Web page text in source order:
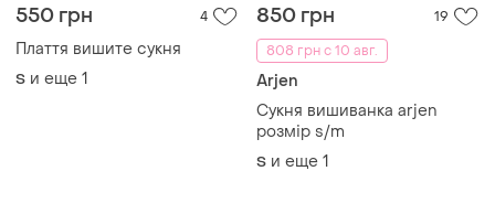
550 грн 4
Плаття вишите сукня
S и еще 1
850 грн
19
808 грн с 10 авг.
Arjen
Сукня вишиванка arjen
розмір s/m
S и еще 1